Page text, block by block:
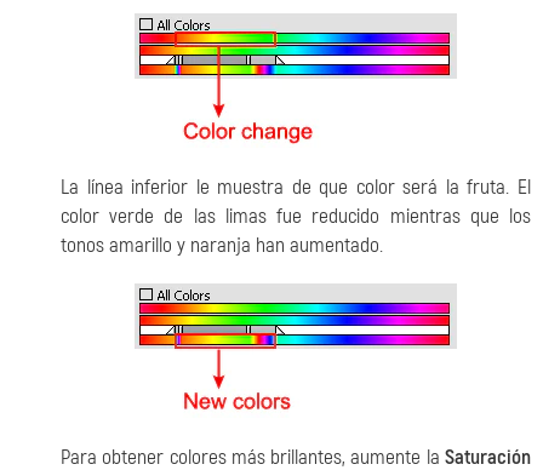
La línea inferior le muestra de que color será la fruta. El
color verde de las limas fue reducido mientras que los
tonos amarillo y naranja han aumentado.
Para obtener colores más brillantes, aumente la Saturación